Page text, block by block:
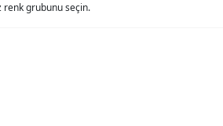
renk grubunu seçin.